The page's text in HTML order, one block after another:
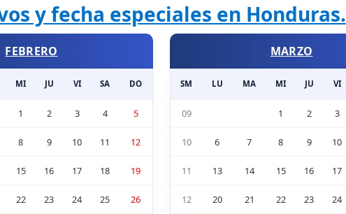
y fecha especiales en Honduras.
FEBRERO
MI JU VI SA DO
1 2 3 4 5
8 9 10 11 12
15 16 17 18 19
22 23 24 25 26
MARZO
SM LU MA MI JU VI
09 1 2 3
10 6 7 8 9 10
11 13 14 15 16 17
12 20 21 22 23 24